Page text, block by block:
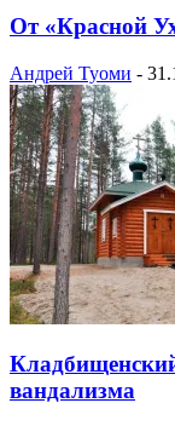
От «Красной
Андрей Туоми -
вандализма